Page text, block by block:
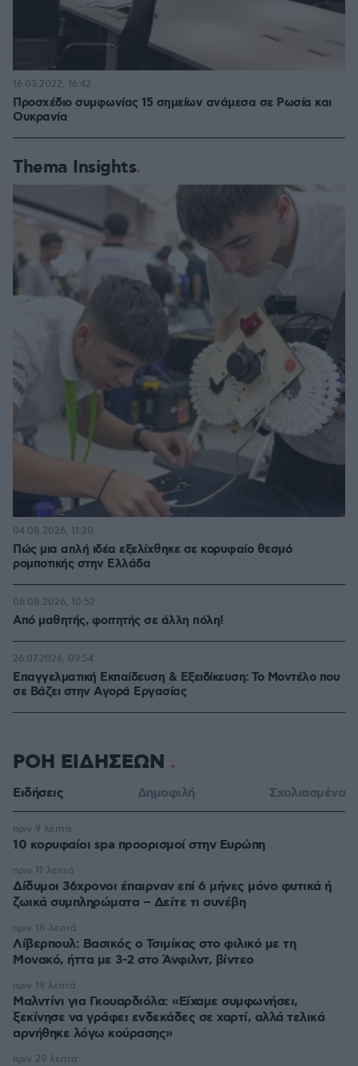
Προσχέδιο συμφωνίας 15 σημείων ανάμεσα σε Ρωσία και
Ουκρανία
16.03.2022, 16:42
Thema Insights
Πώς μια απλή ιδέα εξελίχθηκε σε κορυφαίο θεσμό
ρομποτικής στην Ελλάδα
04.08.2026, 11:20
Από μαθητής, φοιτητής σε άλλη πόλη!
06.08.2026, 10:52
Επαγγελματική Εκπαίδευση & Εξειδίκευση: Το Mοντέλο που
σε Bάζει στην Aγορά Eργασίας
26.07.2026, 09:54
ΡΟΗ ΕΙΔΗΣΕΩΝ
Ειδήσεις Δημοφιλή Σχολιασμένα
10 κορυφαίοι spa προορισμοί στην Ευρώπη
πριν 9 λεπτά
Δίδυμοι 36χρονοι έπαιρναν επί 6 μήνες μόνο φυτικά ή
ζωικά συμπληρώματα – Δείτε τι συνέβη
πριν 11 λεπτά
Λίβερπουλ: Βασικός ο Τσιμίκας στο φιλικό με τη
Μονακό, ήττα με 3-2 στο Άνφιλντ, βίντεο
πριν 18 λεπτά
Μαλντίνι για Γκουαρδιόλα: «Είχαμε συμφωνήσει,
ξεκίνησε να γράφει ενδεκάδες σε χαρτί, αλλά τελικά
αρνήθηκε λόγω κούρασης»
πριν 19 λεπτά
πριν 29 λεπτά